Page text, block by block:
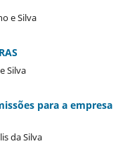
e Silva
Silva
para a empresa
da Silva